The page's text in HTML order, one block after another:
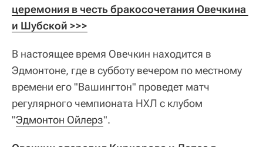
церемония в честь бракосочетания Овечкина
и Шубской >>>
В настоящее время Овечкин находится в
Эдмонтоне, где в субботу вечером по местному
времени его "Вашингтон" проведет матч
регулярного чемпионата НХЛ с клубом
"Эдмонтон Ойлерз".